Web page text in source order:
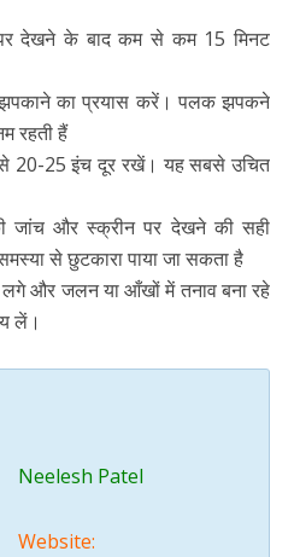
पर देखने के बाद कम से कम 15 मिनट
का प्रयास करें। पलक झपकने
रहती हैं
20-25 इंच दूर रखें। यह सबसे उचित
जांच और स्क्रीन पर देखने की सही
से छुटकारा पाया जा सकता है
लगे और जलन या आँखों में तनाव बना रहे
लें।
Neelesh Patel
Website: